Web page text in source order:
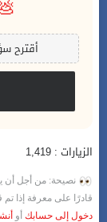
أقترح
الزيارات : 1,419
نصيحة: من أجل أن
قادرًا على معرفة إذا
دخول إلى حسابك أو